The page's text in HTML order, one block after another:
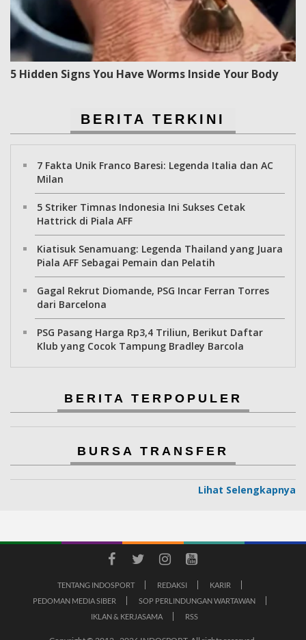
5 Hidden Signs You Have Worms Inside Your Body
BERITA TERKINI
7 Fakta Unik Franco Baresi: Legenda Italia dan AC
Milan
5 Striker Timnas Indonesia Ini Sukses Cetak
Hattrick di Piala AFF
Kiatisuk Senamuang: Legenda Thailand yang Juara
Piala AFF Sebagai Pemain dan Pelatih
Gagal Rekrut Diomande, PSG Incar Ferran Torres
dari Barcelona
PSG Pasang Harga Rp3,4 Triliun, Berikut Daftar
Klub yang Cocok Tampung Bradley Barcola
BERITA TERPOPULER
BURSA TRANSFER
Lihat Selengkapnya
TENTANG INDOSPORT REDAKSI
KARIR
PEDOMAN MEDIA SIBER
SOP PERLINDUNGAN WARTAWAN
IKLAN & KERJASAMA
RSS